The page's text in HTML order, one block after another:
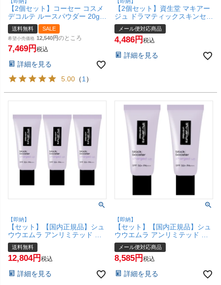
【2個セット】コーセー コスメ
デコルテ ルースパウダー 20g
#00(translucent)【フェイスパ
ウダー】【KOSE COSME
DECORTE】【宅配便送料無
料】(6058113-set2)
送料無料 SALE
希望小売価格 12,540 のところ
7,469 税込
詳細を見る
5.00 （1）
【2個セット】資生堂 マキアー
ジュ ドラマティックスキンセン
サーベース NEO 25ml #ラベン
ダー SPF50+ PA++++ 【化粧下
地 美容液】【メール便対応商
メール便対応商品
4,486 税込
詳細を見る
【即納】
【セット】【国内正規品】シュ
ウウエムラ アンリミテッド ブ
ロック：ブースター アドバンス
ト×3個 30ml #アイシーモーヴ
SPF50+ PA+++ 【化粧下地 メ
料無料】(6044959-set3)
送料無料
12,804 税込
詳細を見る
【即納】
【セット】【国内正規品】シュ
ウウエムラ アンリミテッド ブ
ロック：ブースター アドバンス
ト×2個 30ml #アイシーモーヴ
SPF50+ PA+++ 【化粧下地 メ
対応商品】【SBT】 (6044959-
メール便対応商品
8,585 税込
詳細を見る